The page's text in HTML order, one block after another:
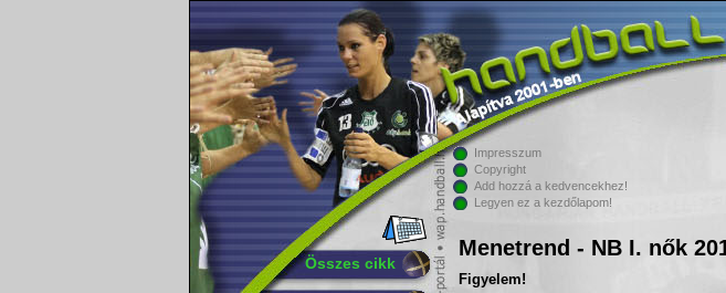
Összes cikk
Impresszum
Copyright
Add hozzá a kedvencekhez!
Legyen ez a kezdőlapom!
Menetrend - NB I. nők
Figyelem!